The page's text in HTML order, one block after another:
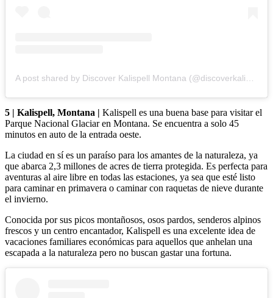
A post shared by Discover Kalispell Montana (@discoverkalispellmontana)
5 | Kalispell, Montana | Kalispell es una buena base para visitar el
Parque Nacional Glaciar en Montana. Se encuentra a solo 45
minutos en auto de la entrada oeste.
La ciudad en sí es un paraíso para los amantes de la naturaleza, ya
que abarca 2,3 millones de acres de tierra protegida. Es perfecta para
aventuras al aire libre en todas las estaciones, ya sea que esté listo
para caminar en primavera o caminar con raquetas de nieve durante
el invierno.
Conocida por sus picos montañosos, osos pardos, senderos alpinos
frescos y un centro encantador, Kalispell es una excelente idea de
vacaciones familiares económicas para aquellos que anhelan una
escapada a la naturaleza pero no buscan gastar una fortuna.